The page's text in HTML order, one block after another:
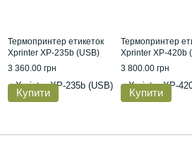
Термопринтер етикеток
Xprinter XP-235b (USB)
3 360.00 грн
Купити
Термопринтер
Xprinter XP-420b
3 800.00 грн
Купити